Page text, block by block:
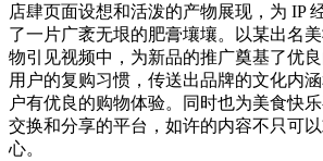
店肆页面设想和活泼的产物展现，为 IP
了一片广袤无垠的肥膏壤壤。以某出名
物引见视频中，为新品的推广奠基了优
用户的复购习惯，传送出品牌的文化内
户有优良的购物体验。同时也为美食快
交换和分享的平台，如许的内容不只可
心。